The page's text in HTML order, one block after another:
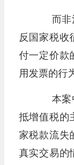
而非
反国家税收
付一定价款
用发票的行
本案
抵增值税的
家税款流失
真实交易的